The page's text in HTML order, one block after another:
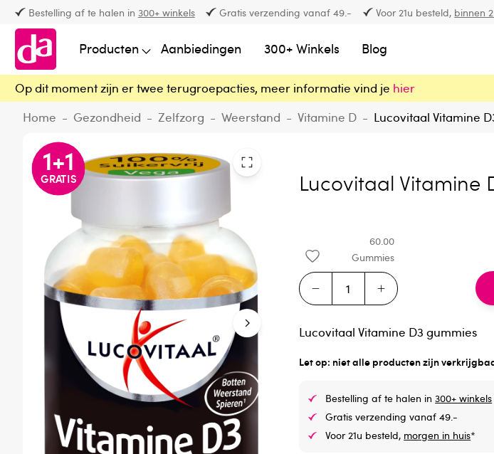
Bestelling af te halen in 300+ winkels Gratis verzending vanaf 49.- Voor 21u besteld, binnen
Producten Aanbiedingen 300+ Winkels Blog
Op dit moment zijn er twee terugroepacties, meer informatie vind je hier
Home - Gezondheid - Zelfzorg - Weerstand - Vitamine D - Lucovitaal Vitamine
1+1
GRATIS Lucovitaal Vitamine
60.00
Gummies
Lucovitaal Vitamine D3 gummies
Let op: niet alle producten zijn
Bestelling af te halen in300+ winkels
Gratis verzending vanaf 49.-
Voor 21u besteld, morgen in huis*